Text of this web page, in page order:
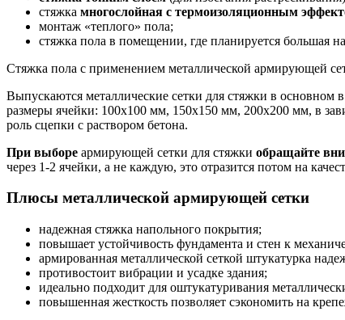
стяжка многослойная с термоизоляционным
монтаж «теплого» пола;
стяжка пола в помещении, где планируется большая
Стяжка пола с применением металлической армирующей
Выпускаются металлические сетки для стяжки в основном
размеры ячейки: 100х100 мм, 150х150 мм, 200х200 мм, в
роль сцепки с раствором бетона.
При выборе армирующей сетки для стяжки обращайте
через 1-2 ячейки, а не каждую, это отразится потом на
Плюсы металлической армирующей сетки
надежная стяжка напольного покрытия;
повышает устойчивость фундамента и стен к
армированная металлической сеткой штукатурка
противостоит вибрации и усадке здания;
идеально подходит для оштукатуривания
повышенная жесткость позволяет сэкономить на